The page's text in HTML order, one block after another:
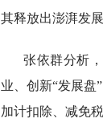
其释放出澎湃发
张依群分析
业、创新“发展盘
加计扣除、减免